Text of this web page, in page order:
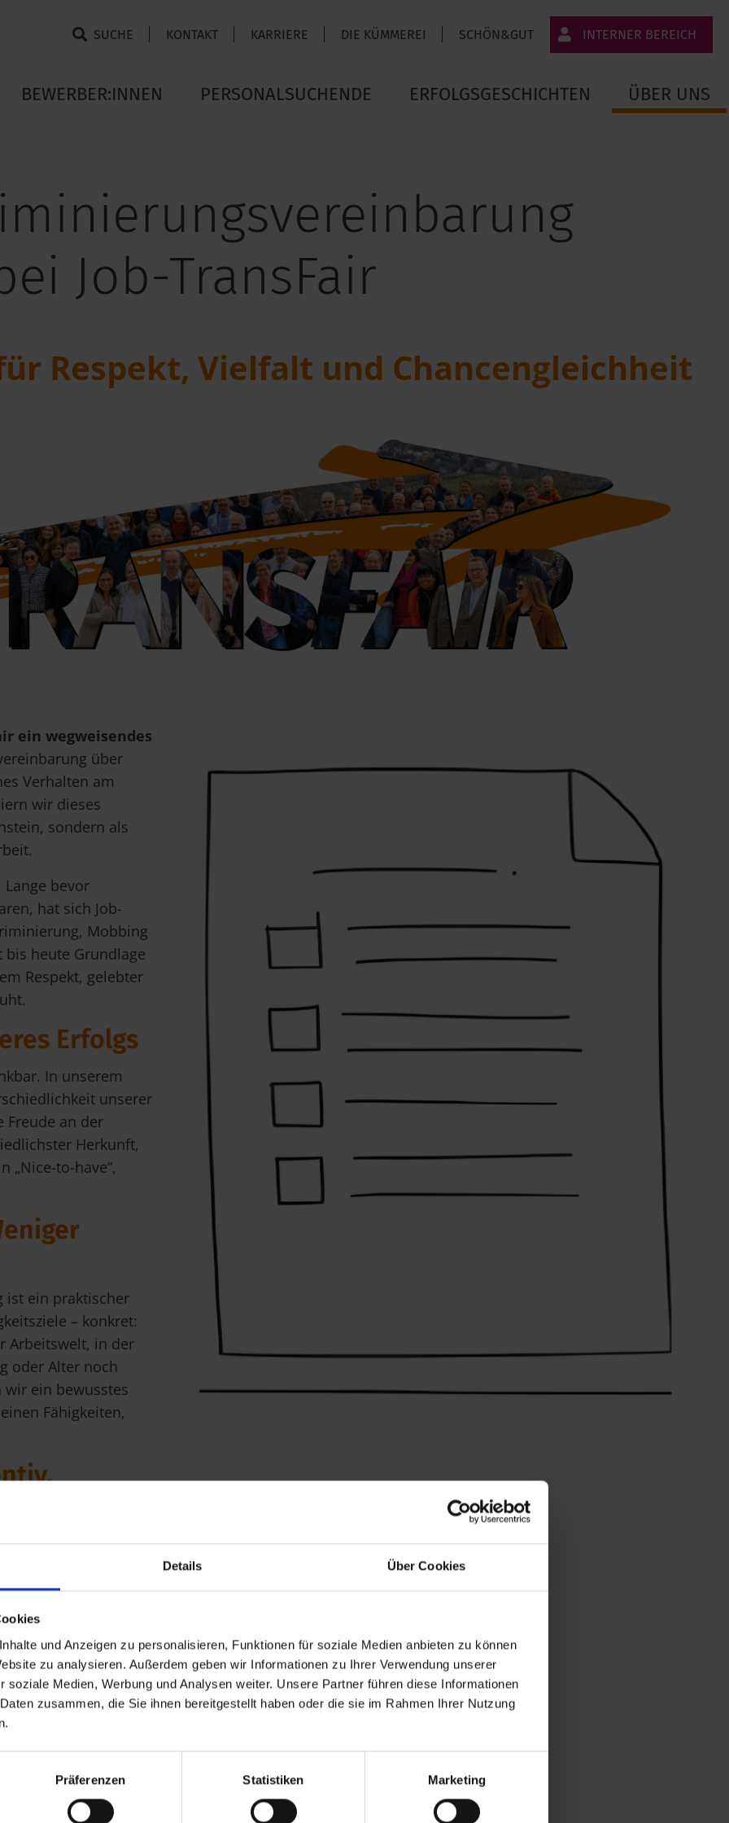
Details Über Cookies
und Anzeigen zu personalisieren, Funktionen für soziale Medien anbieten zu können
zu analysieren. Außerdem geben wir Informationen zu Ihrer Verwendung unserer
soziale Medien, Werbung und Analysen weiter. Unsere Partner führen diese Informationen
zusammen, die Sie ihnen bereitgestellt haben oder die sie im Rahmen Ihrer Nutzung
Präferenzen Statistiken Marketing
INTERNER BEREICH
JobImpuls
KONTAKT KARRIERE DIE KÜMMEREI SCHÖN&GUT
SUCHE
BEWERBER:INNEN PERSONALSUCHENDE ERFOLGSGESCHICHTEN ÜBER UNS
Job-TransFair
Respekt, Vielfalt und Chancengleichheit
ein wegweisendes
über
Verhalten am
wir dieses
sondern als
bevor
hat sich Job-
Mobbing
bis heute Grundlage
Respekt, gelebter
Erfolgs
In unserem
unserer
Freude an der
Herkunft,
„Nice-to-have“,
ist ein praktischer
– konkret:
Arbeitswelt, in der
oder Alter noch
wir ein bewusstes
Fähigkeiten,
Prävention und
über ein
externen Mediation.
nach vorne
aktueller denn je.
bleibt sie für
wir regelmäßig
füllen.